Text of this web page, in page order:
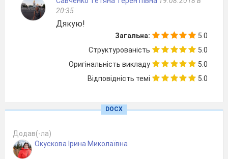
О.Злотник «Музика
рідного дому»,
Т.Шутенко,
В.Кукловська
Поспівка «Наш
5
Моя родина
В.Крищенко
20:35
Дякую!
Загальна:
5.0
Структурованість
5.0
Оригінальність викладу
5.0
Відповідність темі
5.0
DOCX
Додав(-ла)
Окускова Ірина Миколаївна